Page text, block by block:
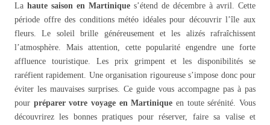
La haute saison en Martinique s’étend de décembre à avril. Cette
période offre des conditions météo idéales pour découvrir l’île aux
fleurs. Le soleil brille généreusement et les alizés rafraîchissent
l’atmosphère. Mais attention, cette popularité engendre une forte
affluence touristique. Les prix grimpent et les disponibilités se
raréfient rapidement. Une organisation rigoureuse s’impose donc pour
éviter les mauvaises surprises. Ce guide vous accompagne pas à pas
pour préparer votre voyage en Martinique en toute sérénité. Vous
découvrirez les bonnes pratiques pour réserver, faire sa valise et